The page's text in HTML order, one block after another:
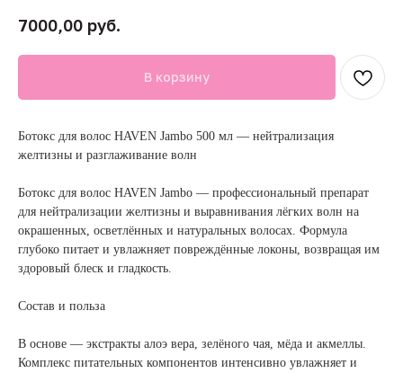
7000,00 руб.
В корзину
Ботокс для волос HAVEN Jambo 500 мл — нейтрализация
желтизны и разглаживание волн
Ботокс для волос HAVEN Jambo — профессиональный препарат
для нейтрализации желтизны и выравнивания лёгких волн на
окрашенных, осветлённых и натуральных волосах. Формула
глубоко питает и увлажняет повреждённые локоны, возвращая им
здоровый блеск и гладкость.
Состав и польза
В основе — экстракты алоэ вера, зелёного чая, мёда и акмеллы.
Комплекс питательных компонентов интенсивно увлажняет и